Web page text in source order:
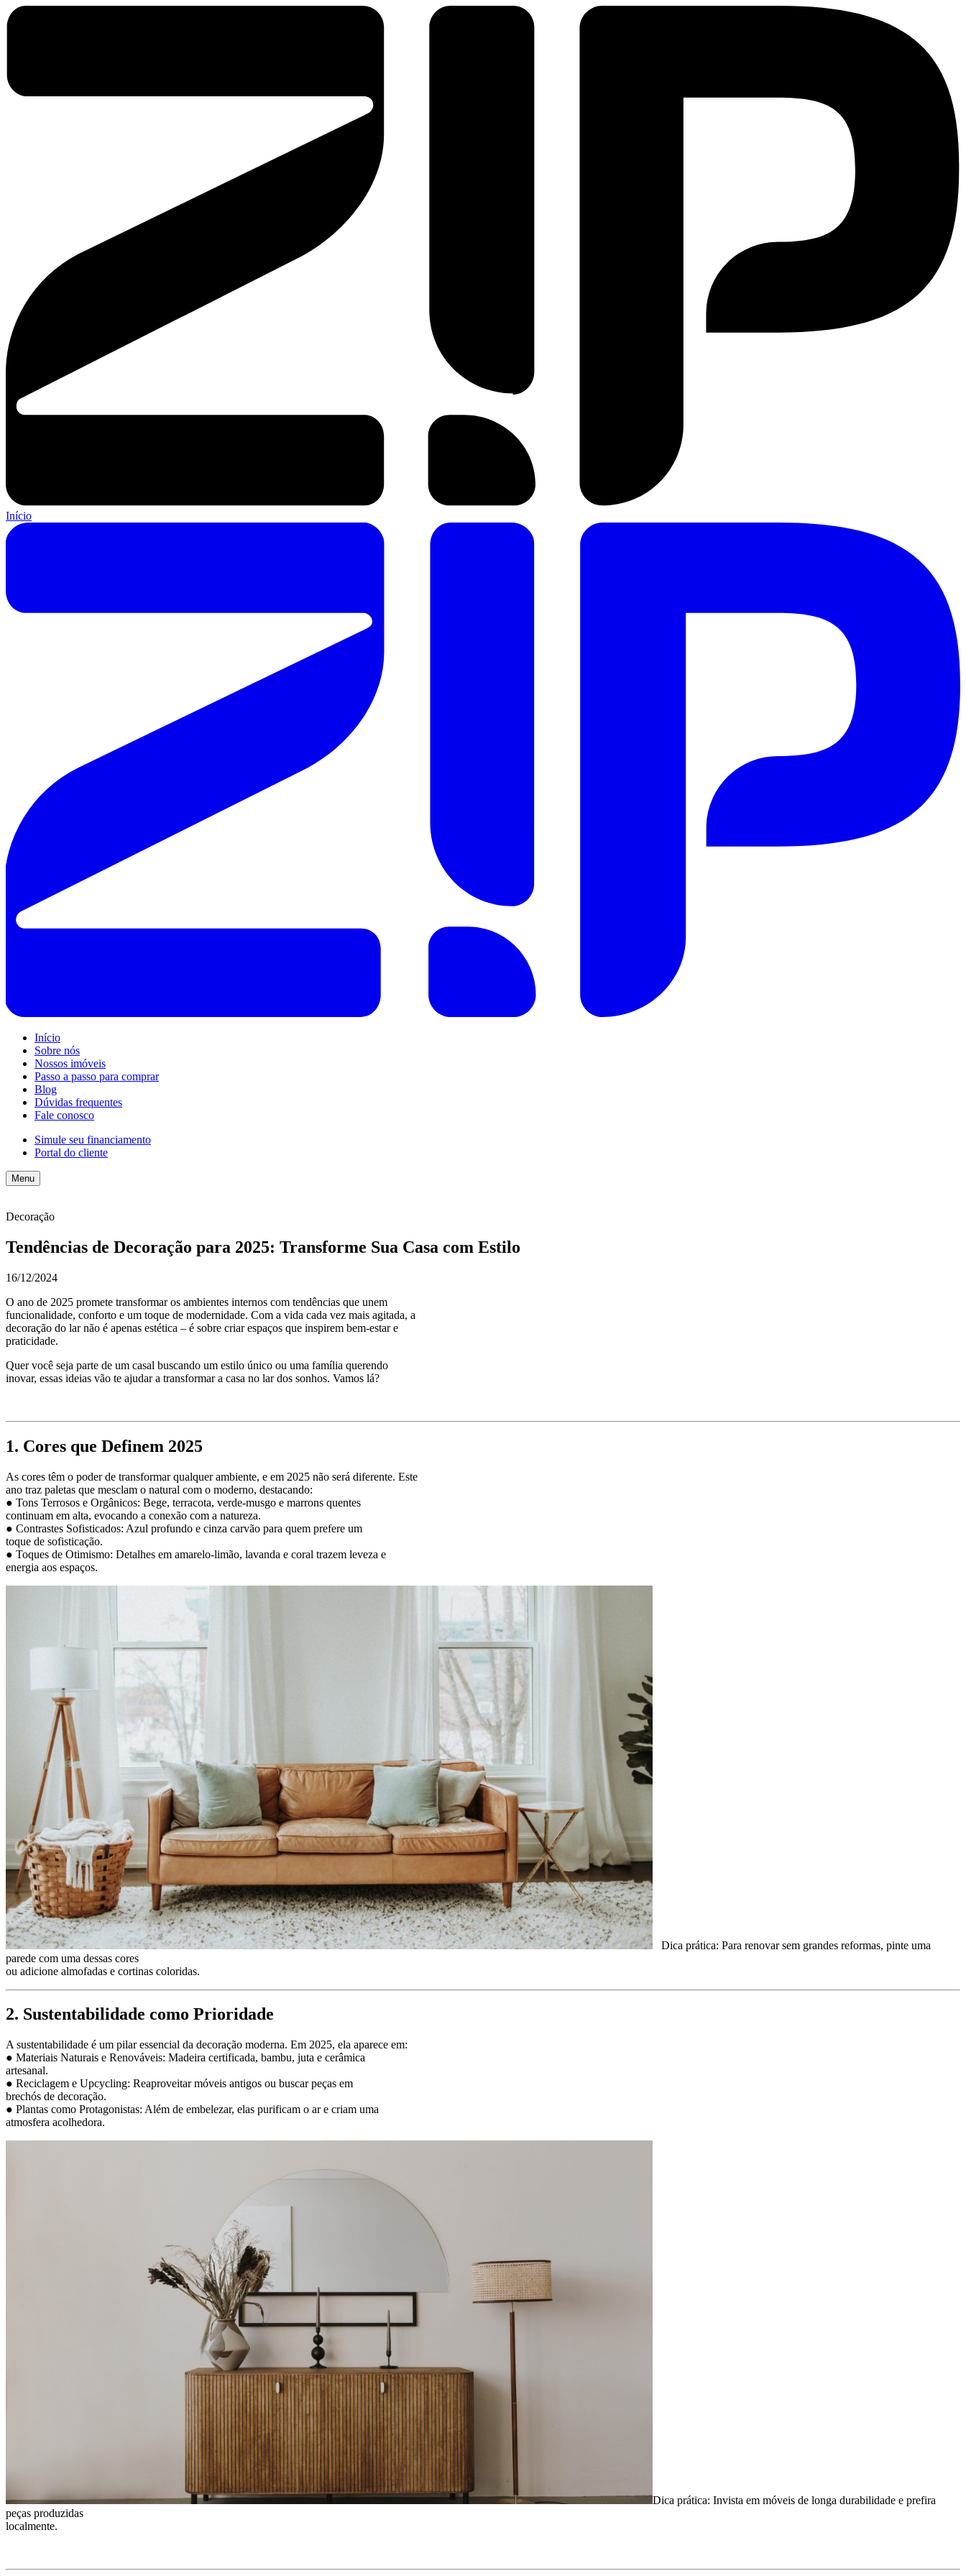
Início
Início
Sobre nós
Nossos imóveis
Passo a passo para comprar
Blog
Dúvidas frequentes
Fale conosco
Simule seu financiamento
Portal do cliente
Menu
Decoração
Tendências de Decoração para 2025: Transforme Sua Casa com Estilo
16/12/2024
O ano de 2025 promete transformar os ambientes internos com tendências que unem
funcionalidade, conforto e um toque de modernidade. Com a vida cada vez mais agitada, a
decoração do lar não é apenas estética – é sobre criar espaços que inspirem bem-estar e
praticidade.
Quer você seja parte de um casal buscando um estilo único ou uma família querendo
inovar, essas ideias vão te ajudar a transformar a casa no lar dos sonhos. Vamos lá?
1. Cores que Definem 2025
As cores têm o poder de transformar qualquer ambiente, e em 2025 não será diferente. Este
ano traz paletas que mesclam o natural com o moderno, destacando:
● Tons Terrosos e Orgânicos: Bege, terracota, verde-musgo e marrons quentes
continuam em alta, evocando a conexão com a natureza.
● Contrastes Sofisticados: Azul profundo e cinza carvão para quem prefere um
toque de sofisticação.
● Toques de Otimismo: Detalhes em amarelo-limão, lavanda e coral trazem leveza e
energia aos espaços.
Dica prática: Para renovar sem grandes reformas, pinte uma
parede com uma dessas cores
ou adicione almofadas e cortinas coloridas.
2. Sustentabilidade como Prioridade
A sustentabilidade é um pilar essencial da decoração moderna. Em 2025, ela aparece em:
● Materiais Naturais e Renováveis: Madeira certificada, bambu, juta e cerâmica
artesanal.
● Reciclagem e Upcycling: Reaproveitar móveis antigos ou buscar peças em
brechós de decoração.
● Plantas como Protagonistas: Além de embelezar, elas purificam o ar e criam uma
atmosfera acolhedora.
Dica prática: Invista em móveis de longa durabilidade e prefira
peças produzidas
localmente.